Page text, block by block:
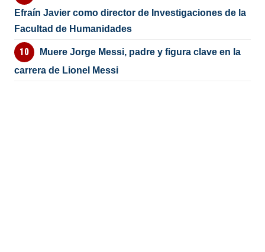
Efraín Javier como director de Investigaciones de la
Facultad de Humanidades
Muere Jorge Messi, padre y figura clave en la
carrera de Lionel Messi